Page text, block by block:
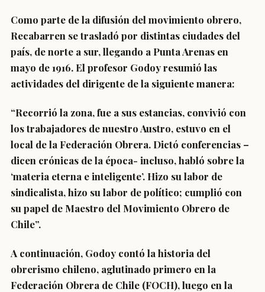
Como parte de la difusión del movimiento obrero,
Recabarren se trasladó por distintas ciudades del
país, de norte a sur, llegando a Punta Arenas en
mayo de 1916. El profesor Godoy resumió las
actividades del dirigente de la siguiente manera:
“Recorrió la zona, fue a sus estancias, convivió con
los trabajadores de nuestro Austro, estuvo en el
local de la Federación Obrera. Dictó conferencias –
dicen crónicas de la época- incluso, habló sobre la
‘materia eterna e inteligente’. Hizo su labor de
sindicalista, hizo su labor de político; cumplió con
su papel de Maestro del Movimiento Obrero de
Chile”.
A continuación, Godoy contó la historia del
obrerismo chileno, aglutinado primero en la
Federación Obrera de Chile (FOCH), luego en la